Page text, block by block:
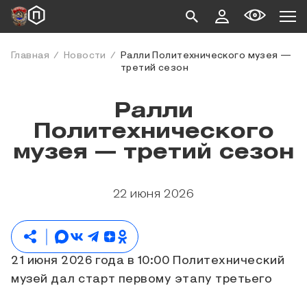
Главная Новости
Ралли Политехнического музея —
третий сезон
Ралли
Политехнического
музея — третий сезон
22 июня 2026
21 июня 2026 года в 10:00 Политехнический
музей дал старт первому этапу третьего